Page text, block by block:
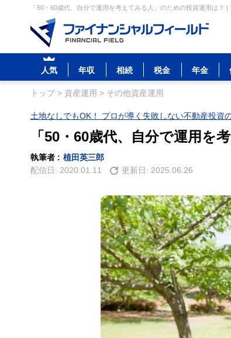
「50・60歳代、自分で運用を考えてみる人」のための投資運用は？
人気 年収 相続 税金 年金
トップ> 資産運用 > その他資産運用
土地なしでもOK！ プロが導く失敗しない不動産投資
「50・60歳代、自分で運用を
執筆者 : 植田英三郎
配信日: 2020.01.11 更新日: 2025.06.26